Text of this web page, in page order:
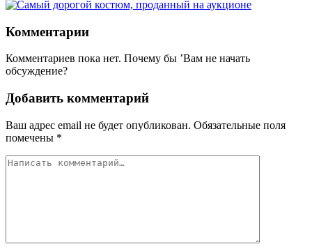
Комментарии
Комментариев пока нет. Почему бы ’Вам не начать
обсуждение?
Добавить комментарий
Ваш адрес email не будет опубликован. Обязательные поля
помечены *